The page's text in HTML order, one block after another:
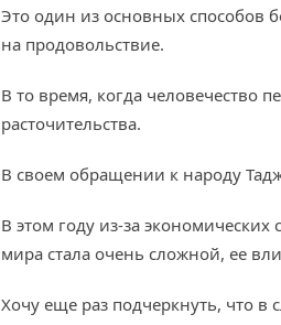
Это один из основных способов
на продовольствие.
В то время, когда
расточительства.
В своем обращении к народу
В этом году из-за
мира стала очень сложной, ее
Хочу еще раз подчеркнуть, что